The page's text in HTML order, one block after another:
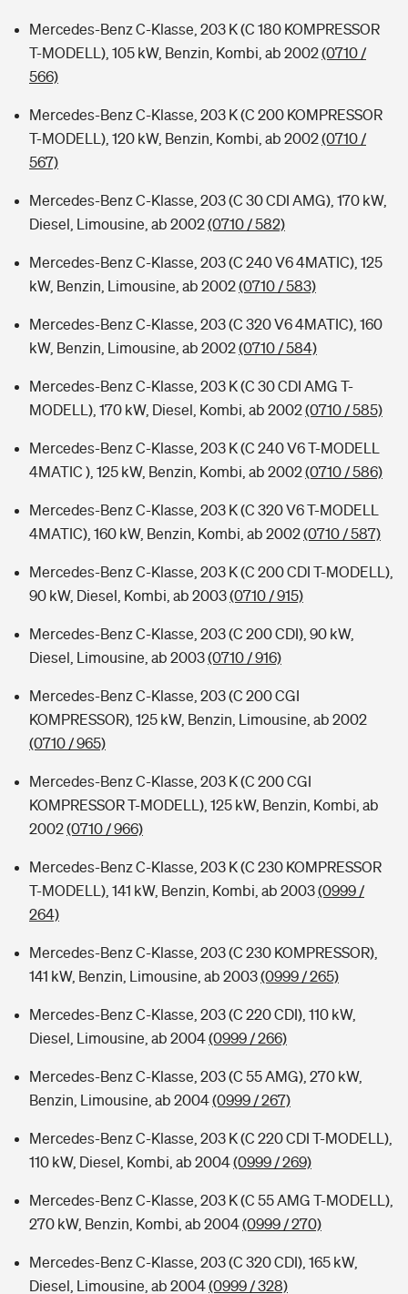
Mercedes-Benz C-Klasse, 203 K (C 180 KOMPRESSOR
T-MODELL), 105 kW, Benzin, Kombi, ab 2002(0710 /
566)
Mercedes-Benz C-Klasse, 203 K (C 200 KOMPRESSOR
T-MODELL), 120 kW, Benzin, Kombi, ab 2002(0710 /
567)
Mercedes-Benz C-Klasse, 203 (C 30 CDI AMG), 170 kW,
Diesel, Limousine, ab 2002(0710 / 582)
Mercedes-Benz C-Klasse, 203 (C 240 V6 4MATIC), 125
kW, Benzin, Limousine, ab 2002(0710 / 583)
Mercedes-Benz C-Klasse, 203 (C 320 V6 4MATIC), 160
kW, Benzin, Limousine, ab 2002(0710 / 584)
Mercedes-Benz C-Klasse, 203 K (C 30 CDI AMG T-
MODELL), 170 kW, Diesel, Kombi, ab 2002(0710 / 585)
Mercedes-Benz C-Klasse, 203 K (C 240 V6 T-MODELL
4MATIC ), 125 kW, Benzin, Kombi, ab 2002(0710 / 586)
Mercedes-Benz C-Klasse, 203 K (C 320 V6 T-MODELL
4MATIC), 160 kW, Benzin, Kombi, ab 2002(0710 / 587)
Mercedes-Benz C-Klasse, 203 K (C 200 CDI T-MODELL),
90 kW, Diesel, Kombi, ab 2003(0710 / 915)
Mercedes-Benz C-Klasse, 203 (C 200 CDI), 90 kW,
Diesel, Limousine, ab 2003(0710 / 916)
Mercedes-Benz C-Klasse, 203 (C 200 CGI
KOMPRESSOR), 125 kW, Benzin, Limousine, ab 2002
(0710 / 965)
Mercedes-Benz C-Klasse, 203 K (C 200 CGI
KOMPRESSOR T-MODELL), 125 kW, Benzin, Kombi, ab
2002(0710 / 966)
Mercedes-Benz C-Klasse, 203 K (C 230 KOMPRESSOR
T-MODELL), 141 kW, Benzin, Kombi, ab 2003(0999 /
264)
Mercedes-Benz C-Klasse, 203 (C 230 KOMPRESSOR),
141 kW, Benzin, Limousine, ab 2003(0999 / 265)
Mercedes-Benz C-Klasse, 203 (C 220 CDI), 110 kW,
Diesel, Limousine, ab 2004(0999 / 266)
Mercedes-Benz C-Klasse, 203 (C 55 AMG), 270 kW,
Benzin, Limousine, ab 2004(0999 / 267)
Mercedes-Benz C-Klasse, 203 K (C 220 CDI T-MODELL),
110 kW, Diesel, Kombi, ab 2004(0999 / 269)
Mercedes-Benz C-Klasse, 203 K (C 55 AMG T-MODELL),
270 kW, Benzin, Kombi, ab 2004(0999 / 270)
Mercedes-Benz C-Klasse, 203 (C 320 CDI), 165 kW,
Diesel, Limousine, ab 2004(0999 / 328)